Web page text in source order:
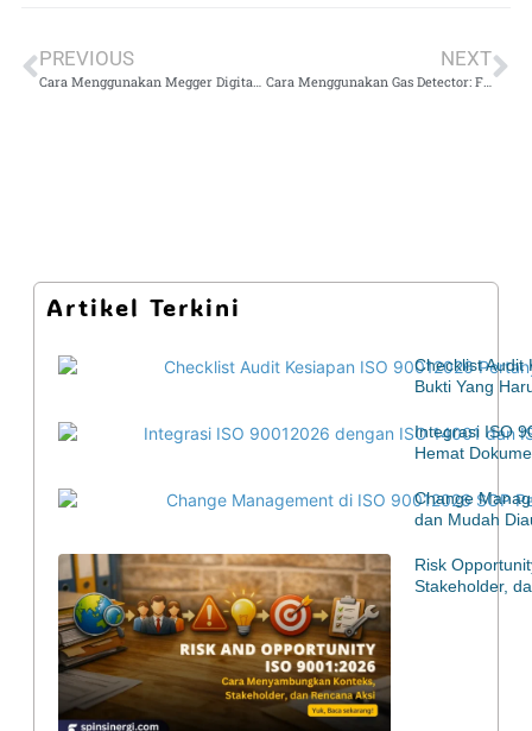
PREVIOUS
Cara Menggunakan Megger Digital: Metode Pengujian Kering & Lembap (Humidity-Aware)
NEXT
Cara Menggunakan Gas Detector: Frekuensi Kalibrasi & Kepatuhan K3
Artikel Terkini
Checklist Audit
Bukti Yang
Integrasi ISO
Hemat
Change
dan Mudah
Risk
Stakeholder,